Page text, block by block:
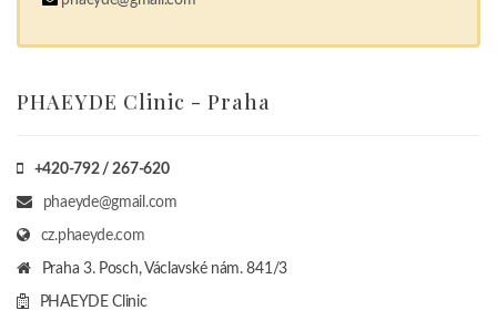
PHAEYDE Clinic - Praha
+420-792 / 267-620
phaeyde@gmail.com
cz.phaeyde.com
Praha 3. Posch, Václavské nám. 841/3
PHAEYDE Clinic